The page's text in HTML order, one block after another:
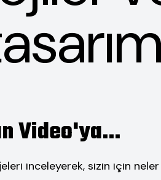
Video'ya...
inceleyerek, sizin için neler